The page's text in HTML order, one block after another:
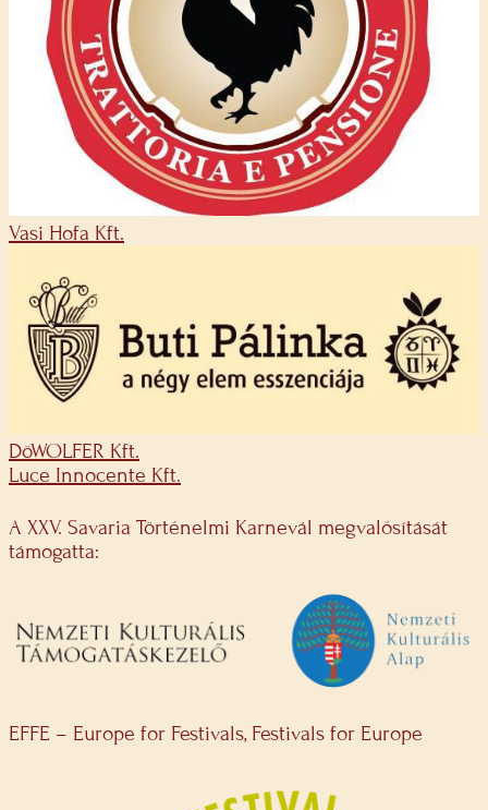
Vasi Hofa Kft.
DöWOLFER Kft.
Luce Innocente Kft.
A XXV. Savaria Történelmi Karnevál megvalósítását
támogatta:
EFFE – Europe for Festivals, Festivals for Europe